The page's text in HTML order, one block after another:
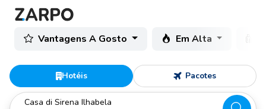
Vantagens A Gosto Em Alta
Hotéis Pacotes
Casa di Sirena Ilhabela